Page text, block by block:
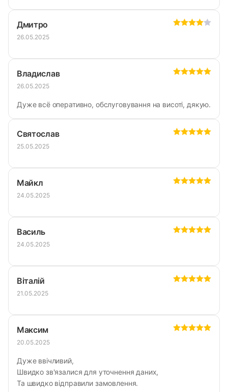
Дмитро
26.05.2025
Владислав
26.05.2025
Дуже всё оперативно, обслуговування на висоті, дякую.
Святослав
25.05.2025
Майкл
24.05.2025
Василь
24.05.2025
Віталій
21.05.2025
Максим
20.05.2025
Дуже ввічливий,
Швидко зв'язалися для уточнення даних,
Та швидко відправили замовлення.